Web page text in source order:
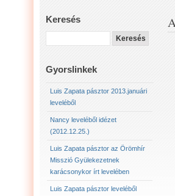
LUIS ZAPATA PÁSZTOR
LUIS ZAPATA PÁSZTOR
LUIS ZAPATA PÁSZTOR
LUIS ZAPATA PÁSZTOR
2012.12.25. NANCY
Keresés
Gyorslinkek
Luis Zapata pásztor 2013.januári
leveléből
Nancy leveléből idézet
(2012.12.25.)
Luis Zapata pásztor az Örömhír
Misszió Gyülekezetnek
karácsonykor írt levelében
Luis Zapata pásztor leveléből